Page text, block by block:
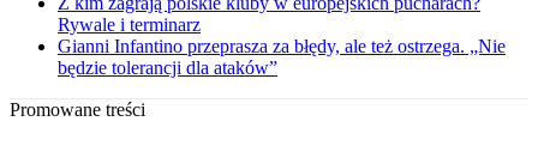
Rywale i terminarz
Gianni Infantino przeprasza za błędy, ale też ostrzega. „Nie
będzie tolerancji dla ataków”
Promowane treści